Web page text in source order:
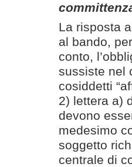
La risposta
al bando,
conto,
sussiste nel
cosiddetti
2) lettera a)
devono
medesimo
soggetto
centrale di